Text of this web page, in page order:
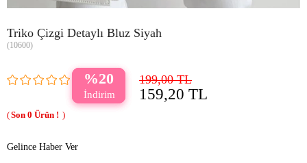
Triko Çizgi Detaylı Bluz Siyah
(10600)
20 199,00 TL
159,20 TL
0
Gelince Haber Ver